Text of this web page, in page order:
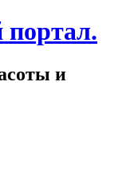
портал.
и